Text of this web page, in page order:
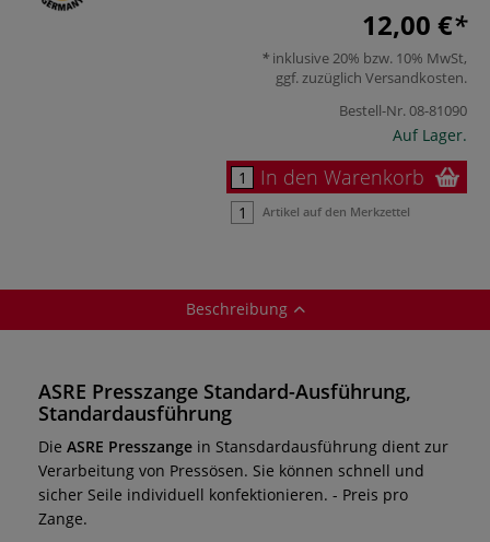
12,00 €
inklusive 20% bzw. 10% MwSt,
ggf. zuzüglich Versandkosten.
Bestell-Nr.08-81090
Auf Lager.
In den Warenkorb
Artikel auf den Merkzettel
Beschreibung
ASRE Presszange Standard-Ausführung,
Standardausführung
Die ASRE Presszange in Stansdardausführung dient zur
Verarbeitung von Pressösen. Sie können schnell und
sicher Seile individuell konfektionieren. - Preis pro
Zange.